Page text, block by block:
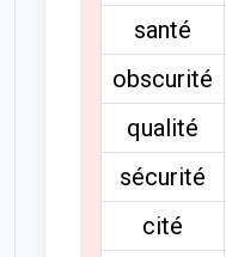
santé
obscurité
qualité
sécurité
cité